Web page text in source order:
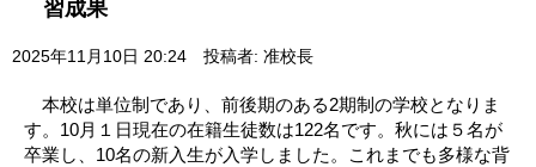
習成果
2025年11月10日 20:24 投稿者: 准校長
本校は単位制であり、前後期のある2期制の学校となりま
す。10月１日現在の在籍生徒数は122名です。秋には５名が
卒業し、10名の新入生が入学しました。これまでも多様な背